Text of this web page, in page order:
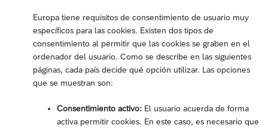
Europa tiene requisitos de consentimiento de usuario muy
específicos para las cookies. Existen dos tipos de
consentimiento al permitir que las cookies se graben en el
ordenador del usuario. Como se describe en las siguientes
páginas, cada país decide qué opción utilizar. Las opciones
que se muestran son:
Consentimiento activo: El usuario acuerda de forma
activa permitir cookies. En este caso, es necesario que